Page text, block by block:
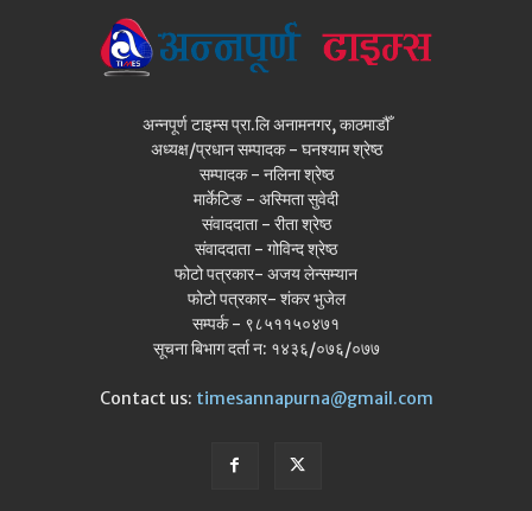
अन्नपूर्ण टाइम्स प्रा.लि अनामनगर, काठमाडौँ
अध्यक्ष/प्रधान सम्पादक - घनश्याम श्रेष्ठ
सम्पादक - नलिना श्रेष्ठ
मार्केटिङ - अस्मिता सुवेदी
संवाददाता - रीता श्रेष्ठ
संवाददाता - गोविन्द श्रेष्ठ
फोटो पत्रकार- अजय लेन्सम्यान
फोटो पत्रकार- शंकर भुजेल
सम्पर्क - ९८५११५०४७१
सूचना बिभाग दर्ता न: १४३६/०७६/०७७
Contact us: timesannapurna@gmail.com